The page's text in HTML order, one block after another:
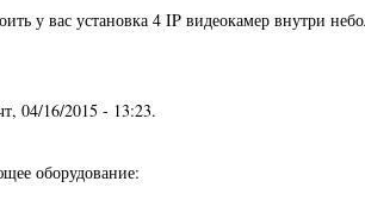
у вас установка 4 IP видеокамер внутри
04/16/2015 - 13:23.
оборудование: